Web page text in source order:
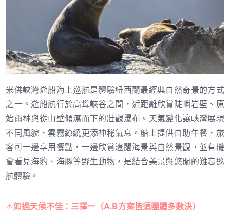
米佛峽灣遊船海上巡航是體驗紐西蘭最經典自然奇景的方式
之一。遊船航行於高聳峽谷之間，近距離欣賞陡峭岩壁、原
始雨林與從山壁傾瀉而下的壯觀瀑布。天氣變化讓峽灣展現
不同風貌，雲霧繚繞更添神秘氣息。船上提供自助午餐，旅
客可一邊享用餐點，一邊欣賞遼闊海景與自然景觀，並有機
會看見海豹、海豚等野生動物，是結合美景與悠閒的難忘巡
航體驗。
⚠️如遇天候不佳：三擇一（A.B方案皆須團體多數決）